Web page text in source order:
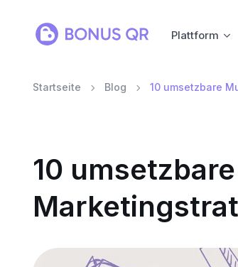
Plattform
Startseite Blog 10 umsetzbare
10